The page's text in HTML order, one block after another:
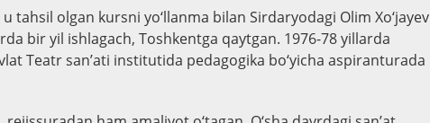
tahsil olgan kursni yo‘llanma bilan Sirdaryodagi Olim Xo‘jayev
bir yil ishlagach, Toshkentga qaytgan. 1976-78 yillarda
Teatr san’ati institutida pedagogika bo‘yicha aspiranturada